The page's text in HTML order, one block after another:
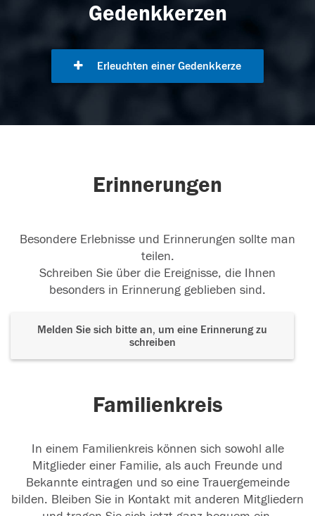
Gedenkkerzen
Erleuchten einer Gedenkkerze
Erinnerungen
Besondere Erlebnisse und Erinnerungen sollte man
teilen.
Schreiben Sie über die Ereignisse, die Ihnen
besonders in Erinnerung geblieben sind.
Melden Sie sich bitte an, um eine Erinnerung zu
schreiben
Familienkreis
In einem Familienkreis können sich sowohl alle
Mitglieder einer Familie, als auch Freunde und
Bekannte eintragen und so eine Trauergemeinde
bilden. Bleiben Sie in Kontakt mit anderen Mitgliedern